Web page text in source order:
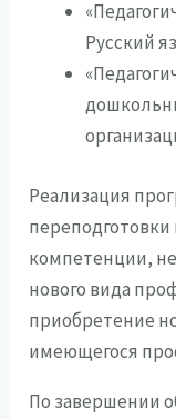
Русский
Реализация
компетенции,
нового вида
приобретение
имеющегося
По завершении